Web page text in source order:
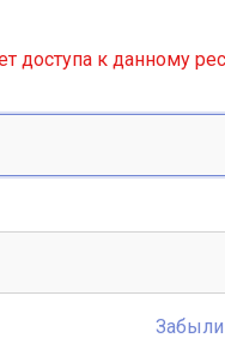
доступа к данному
Забыли